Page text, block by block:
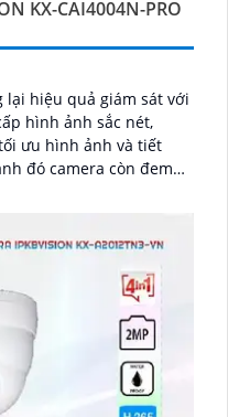
KX-CAI4004N-PRO
lại hiệu quả giám sát với
hình ảnh sắc nét,
ưu hình ảnh và tiết
đó camera còn đem